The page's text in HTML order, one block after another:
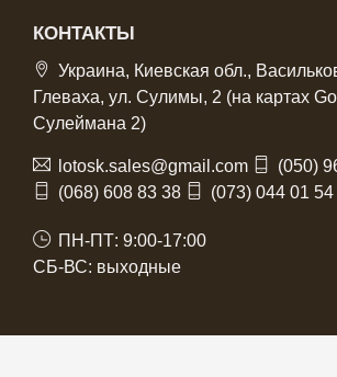
КОНТАКТЫ
Украина, Киевская обл.,
Глеваха, ул. Сулимы, 2 (на картах
Сулеймана 2)
lotosk.sales@gmail.com
(050)
(068) 608 83 38
(073) 044 01 54
ПН-ПТ: 9:00-17:00
СБ-ВС: выходные